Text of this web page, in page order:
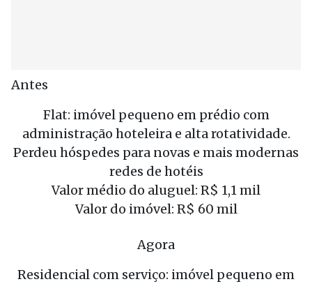
Antes
Flat: imóvel pequeno em prédio com
administração hoteleira e alta rotatividade.
Perdeu hóspedes para novas e mais modernas
redes de hotéis
Valor médio do aluguel: R$ 1,1 mil
Valor do imóvel: R$ 60 mil
Agora
Residencial com serviço: imóvel pequeno em